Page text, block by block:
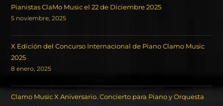
Pianistas ClaMo Music el 22 de Diciembre 2025
5 noviembre, 2025
X Edición del Concurso Internacional de Piano Clamo Music
2025
8 enero, 2025
Clamo Music X Aniversario. Concierto para Piano y Orquesta